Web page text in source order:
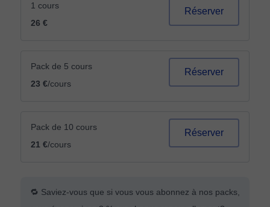
1 cours
26 €
Réserver
Pack de 5 cours
23 €/cours
Réserver
Pack de 10 cours
21 €/cours
Réserver
🔁 Saviez-vous que si vous vous abonnez à nos packs,